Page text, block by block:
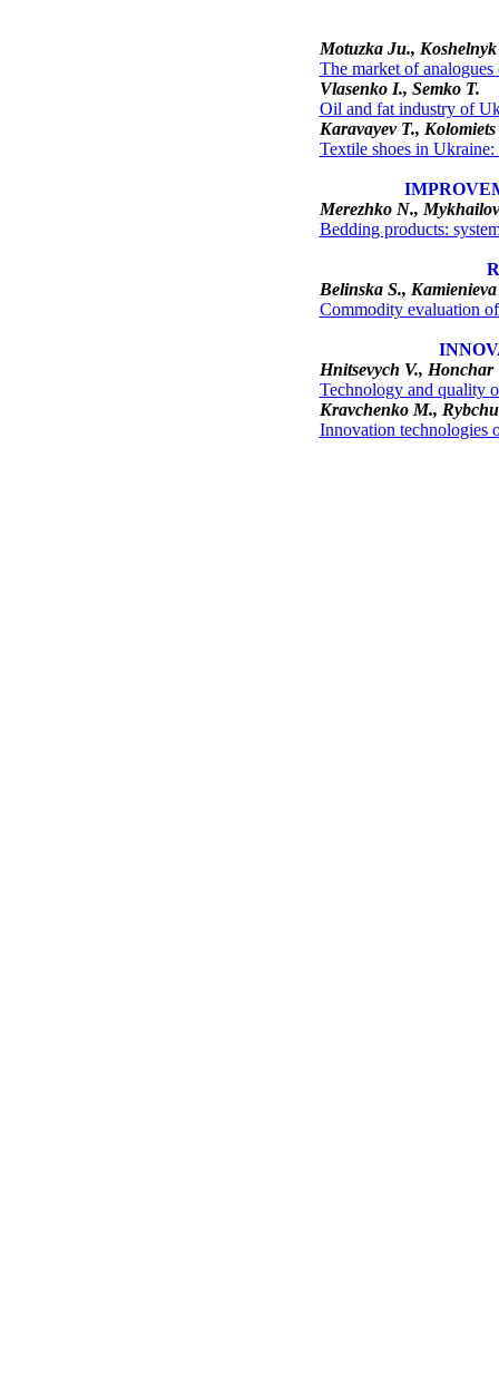
Motuzka Ju.,
The market of
Vlasenko I., Semko T.
Oil and fat industry of
Karavayev Т.,
Textile shoes in Ukraine:
Merezhko N.,
Bedding products:
Belinska S., Kamien
Commodity evaluation
Нnitsevych V., Honchar
Technology and quality
Kravchenko M.,
Innovation technologies